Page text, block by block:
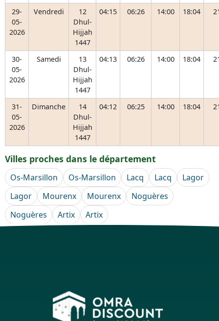
29-
05-
2026
Vendredi
12
Dhul-
Hijjah
1447
04:15 06:26 14:00 18:04
30-
05-
2026
Samedi
13
Dhul-
Hijjah
1447
04:13 06:26 14:00 18:04
31-
05-
2026
Dimanche
14
Dhul-
Hijjah
1447
04:12 06:25 14:00 18:04
Villes proches dans le département
Os-Marsillon Os-Marsillon Lacq Lacq
Lagor
Lagor
Mourenx Mourenx
Noguères
Noguères
Artix Artix